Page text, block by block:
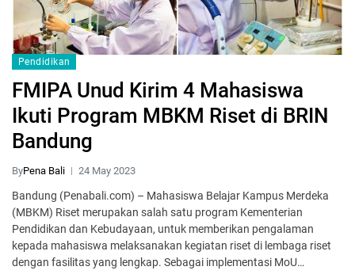
Pendidikan
FMIPA Unud Kirim 4 Mahasiswa
Ikuti Program MBKM Riset di BRIN
Bandung
ByPena Bali 24 May 2023
Bandung (Penabali.com) – Mahasiswa Belajar Kampus Merdeka
(MBKM) Riset merupakan salah satu program Kementerian
Pendidikan dan Kebudayaan, untuk memberikan pengalaman
kepada mahasiswa melaksanakan kegiatan riset di lembaga riset
dengan fasilitas yang lengkap. Sebagai implementasi MoU…